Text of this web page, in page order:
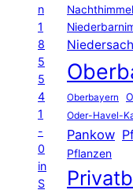
n
1
8
5
5
4
1
-
0
in
S
Nachthimmel
Oberbayern
Oder-Havel-
Pankow
Pflanzen